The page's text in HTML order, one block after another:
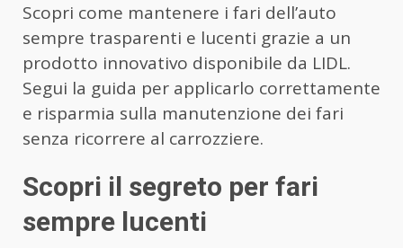
Scopri come mantenere i fari dell’auto
sempre trasparenti e lucenti grazie a un
prodotto innovativo disponibile da LIDL.
Segui la guida per applicarlo correttamente
e risparmia sulla manutenzione dei fari
senza ricorrere al carrozziere.
Scopri il segreto per fari
sempre lucenti